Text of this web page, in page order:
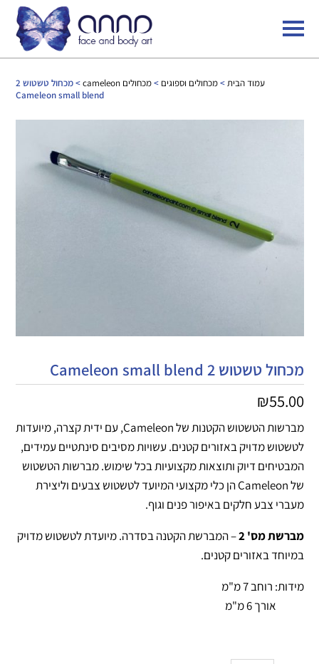
עמוד הבית>מכחולים וספוגים >מכחולים cameleon
> מכחול טשטוש 2
Cameleon small blend
מכחול טשטוש 2 Cameleon small blend
₪55.00
מברשות הטשטוש הקטנות של Cameleon, עם ידית קצרה, מיועדות
לטשטוש מדויק באזורים קטנים. עשויות מסיבים סינתטיים עמידים,
המבטיחים דיוק ותוצאות מקצועיות בכל שימוש. מברשות הטשטוש
של Cameleon הן כלי מקצועי המיועד לטשטוש צבעים וליצירת
מעברי צבע חלקים באיפור פנים וגוף.
מברשת מס' 2 – המברשת הקטנה בסדרה. מיועדת לטשטוש מדויק
במיוחד באזורים קטנים.
מידות: רוחב 7 מ"מ
אורך 6 מ"מ